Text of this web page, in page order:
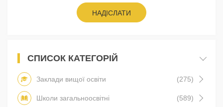
НАДІСЛАТИ
СПИСОК КАТЕГОРІЙ
Заклади вищої освіти (275)
Школи загальноосвітні (589)